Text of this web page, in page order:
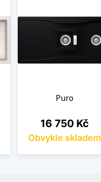
Puro
Cena
16 750 Kč
Obvykle skladem